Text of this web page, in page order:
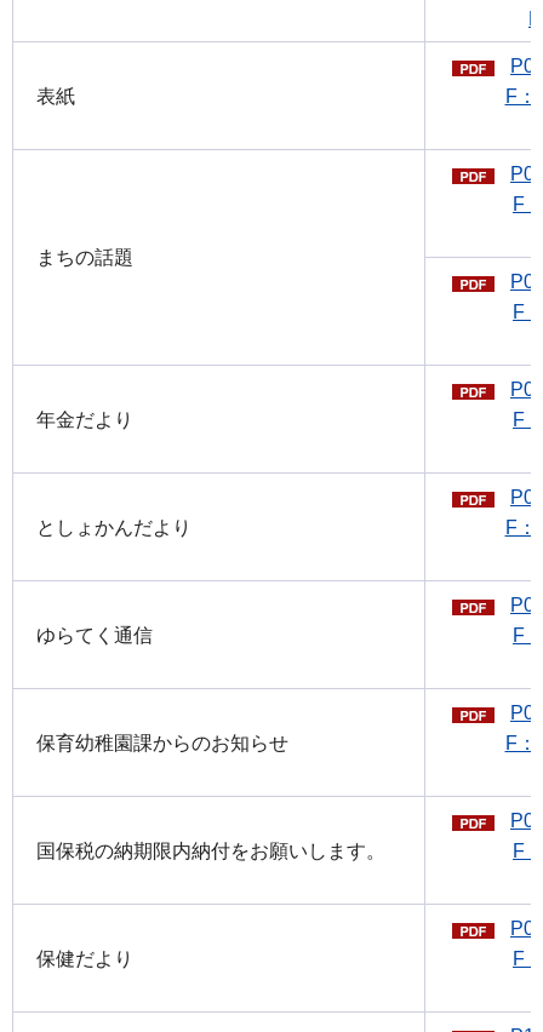
表紙
F：
まちの話題
F
F
年金だより
F
としょかんだより
F：
ゆらてく通信
F
保育幼稚園課からのお知らせ
F：
国保税の納期限内納付をお願いします。
F
保健だより
F